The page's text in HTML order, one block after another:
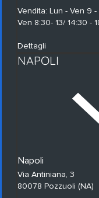
Vendita: Lun - Ven 9 -
Ven 8:30- 13/ 14:30 -
Dettagli
NAPOLI
Napoli
Via Antiniana, 3
80078 Pozzuoli (NA)